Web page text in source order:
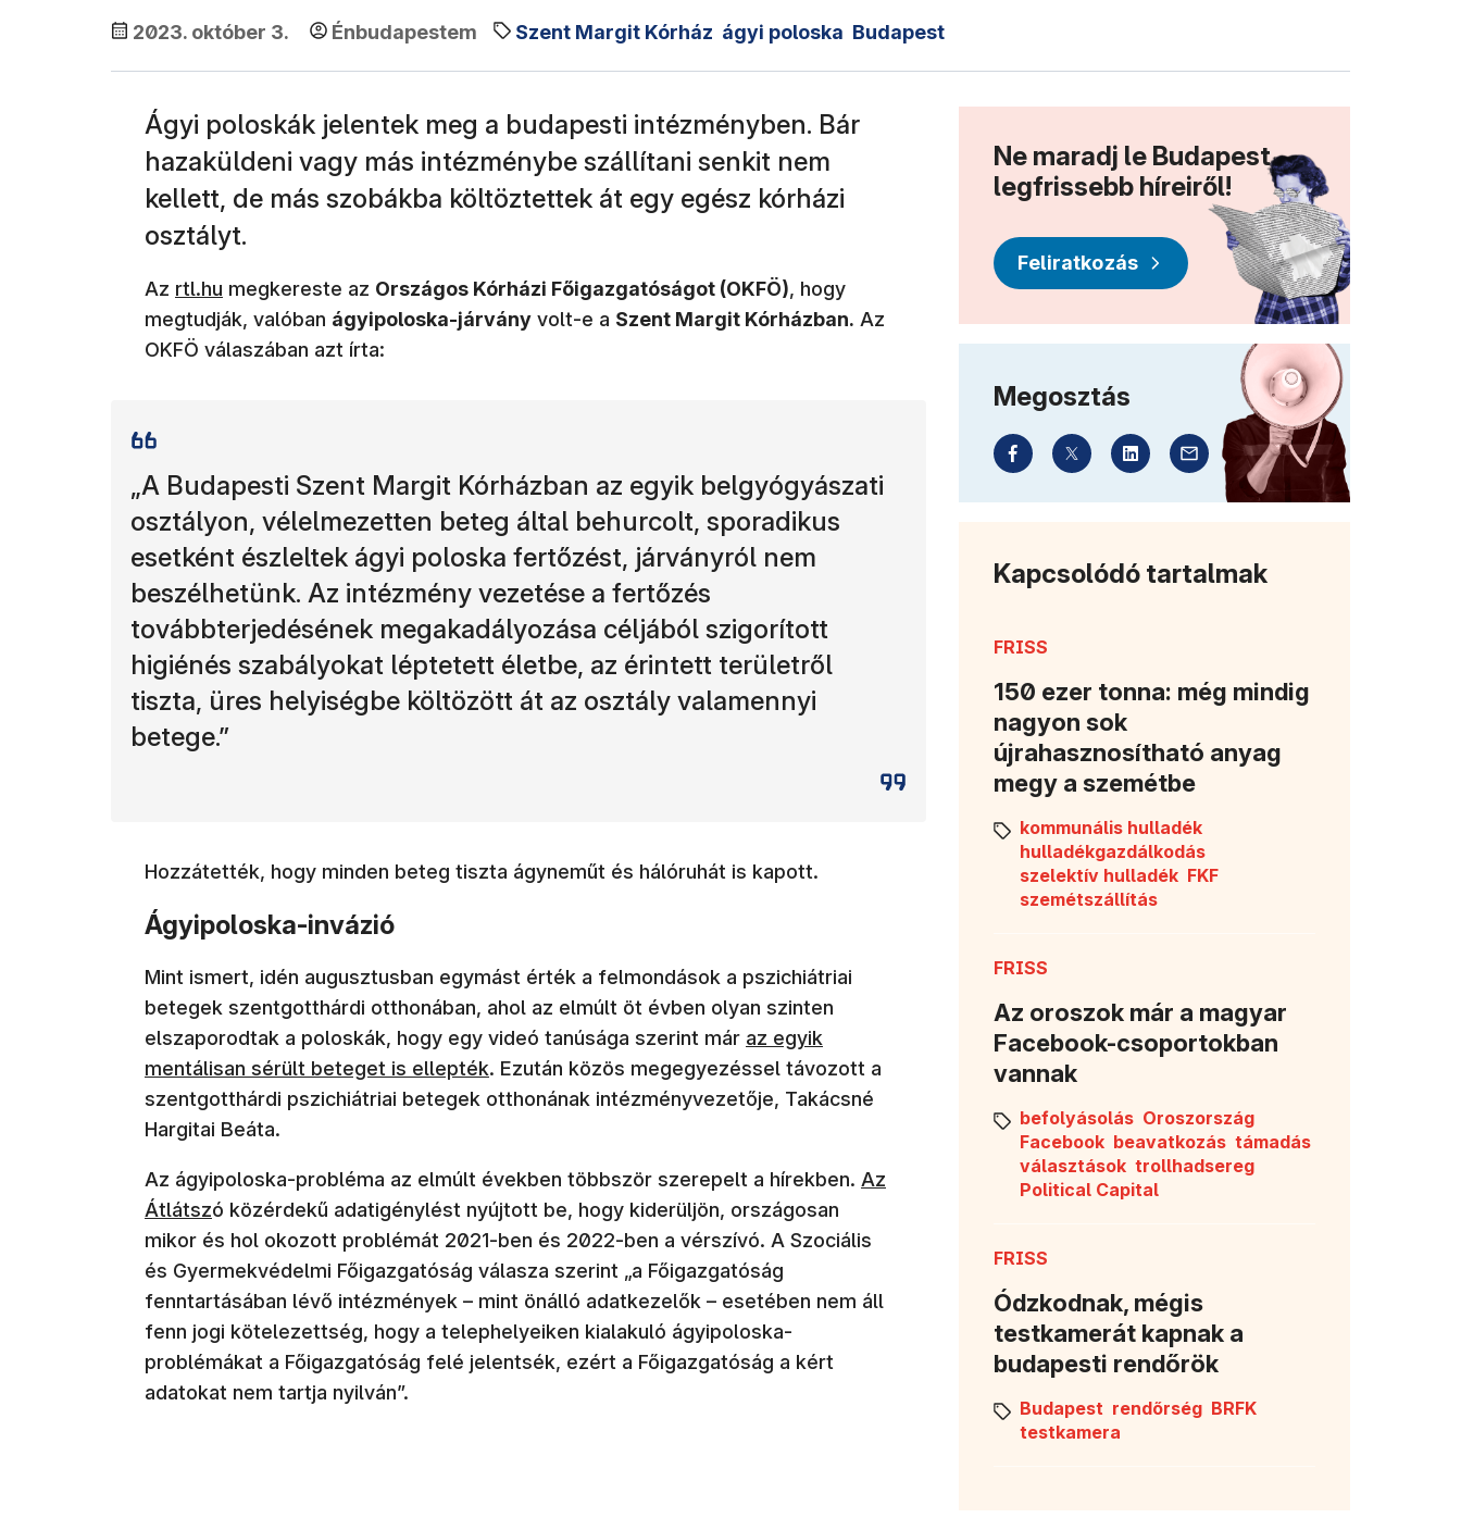
2023. október 3. Énbudapestem Szent Margit Kórház ágyi poloska Budapest
Ágyi poloskák jelentek meg a budapesti intézményben. Bár
hazaküldeni vagy más intézménybe szállítani senkit nem
kellett, de más szobákba költöztettek át egy egész kórházi
osztályt.
Az (új ablakban nyílik meg)
rtl.hu megkereste az Országos Kórházi Főigazgatóságot (OKFÖ), hogy
megtudják, valóban ágyipoloska-járvány volt-e a Szent Margit Kórházban. Az
OKFÖ válaszában azt írta:
„A Budapesti Szent Margit Kórházban az egyik belgyógyászati
osztályon, vélelmezetten beteg által behurcolt, sporadikus
esetként észleltek ágyi poloska fertőzést, járványról nem
beszélhetünk. Az intézmény vezetése a fertőzés
továbbterjedésének megakadályozása céljából szigorított
higiénés szabályokat léptetett életbe, az érintett területről
tiszta, üres helyiségbe költözött át az osztály valamennyi
betege.”
Hozzátették, hogy minden beteg tiszta ágyneműt és hálóruhát is kapott.
Ágyipoloska-invázió
Mint ismert, idén augusztusban egymást érték a felmondások a pszichiátriai
betegek szentgotthárdi otthonában, ahol az elmúlt öt évben olyan szinten
elszaporodtak a poloskák, hogy egy videó tanúsága szerint már (új ablakban nyílik meg)
az egyik
mentálisan sérült beteget is ellepték. Ezután közös megegyezéssel távozott a
szentgotthárdi pszichiátriai betegek otthonának intézményvezetője, Takácsné
Hargitai Beáta.
Az ágyipoloska-probléma az elmúlt években többször szerepelt a hírekben. (új ablakban nyílik meg)
Az
Átlátszó közérdekű adatigénylést nyújtott be, hogy kiderüljön, országosan
mikor és hol okozott problémát 2021-ben és 2022-ben a vérszívó. A Szociális
és Gyermekvédelmi Főigazgatóság válasza szerint „a Főigazgatóság
fenntartásában lévő intézmények – mint önálló adatkezelők – esetében nem áll
fenn jogi kötelezettség, hogy a telephelyeiken kialakuló ágyipoloska-
problémákat a Főigazgatóság felé jelentsék, ezért a Főigazgatóság a kért
adatokat nem tartja nyilván”.
Ne maradj le Budapest
legfrissebb híreiről!
Feliratkozás
Megosztás
Kapcsolódó tartalmak
FRISS
150 ezer tonna: még mindig
nagyon sok
újrahasznosítható anyag
megy a szemétbe
kommunális hulladék
hulladékgazdálkodás
szelektív hulladék FKF
szemétszállítás
FRISS
Az oroszok már a magyar
Facebook-csoportokban
vannak
befolyásolás Oroszország
Facebook beavatkozás támadás
választások trollhadsereg
Political Capital
FRISS
Ódzkodnak, mégis
testkamerát kapnak a
budapesti rendőrök
Budapest rendőrség BRFK
testkamera